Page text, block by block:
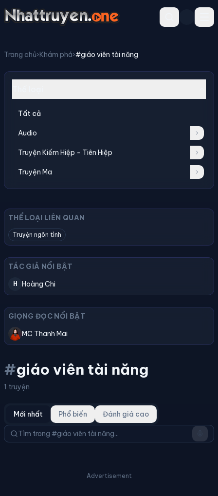
Trang chủ›Khám phá›#giáo viên tài năng
Tất cả
Audio
Truyện Kiếm Hiệp - Tiên Hiệp
Truyện Ma
THỂ LOẠI LIÊN QUAN
Truyện ngôn tình
TÁC GIẢ NỔI BẬT
H Hoàng Chi
GIỌNG ĐỌC NỔI BẬT
MC Thanh Mai
#giáo viên tài năng
1 truyện
Mới nhất Phổ biến Đánh giá cao
Advertisement